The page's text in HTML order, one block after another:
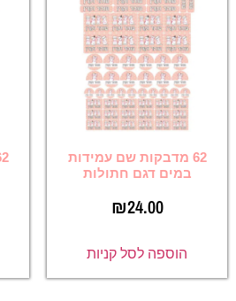
62 מדבקות שם עמידות
במים דגם חתולות
₪24.00
הוספה לסל קניות